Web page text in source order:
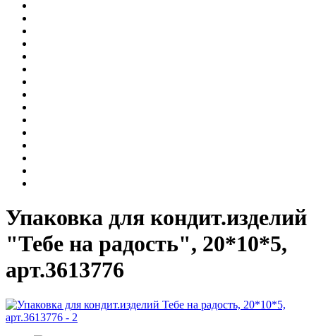
Упаковка для кондит.изделий
"Тебе на радость", 20*10*5,
арт.3613776